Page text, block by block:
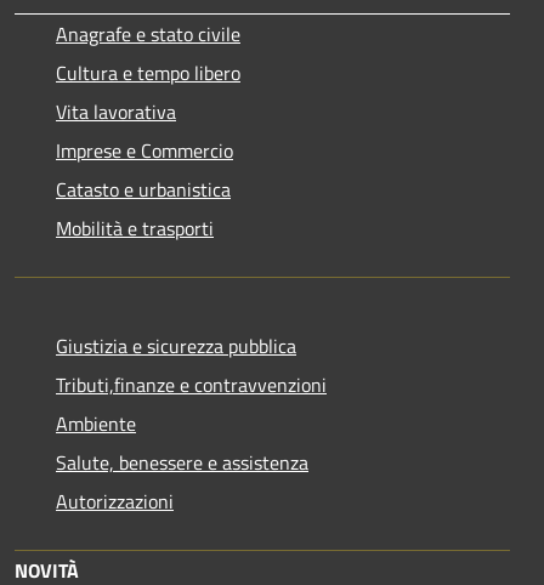
Anagrafe e stato civile
Cultura e tempo libero
Vita lavorativa
Imprese e Commercio
Catasto e urbanistica
Mobilità e trasporti
Giustizia e sicurezza pubblica
Tributi,finanze e contravvenzioni
Ambiente
Salute, benessere e assistenza
Autorizzazioni
NOVITÀ